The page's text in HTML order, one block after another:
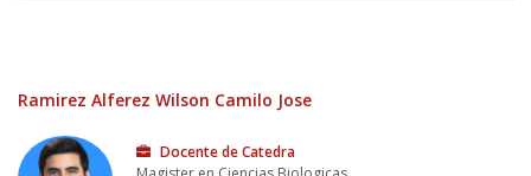
Ramirez Alferez Wilson Camilo Jose
Docente de Catedra